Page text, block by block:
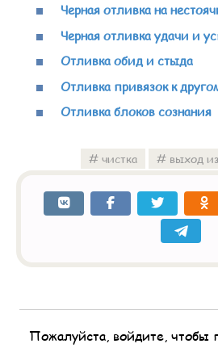
Черная отливка на
Черная отливка удачи и
Отливка обид и стыда
Отливка привязок к
Отливка блоков сознания
чистка выход
Пожалуйста, войдите, чтобы